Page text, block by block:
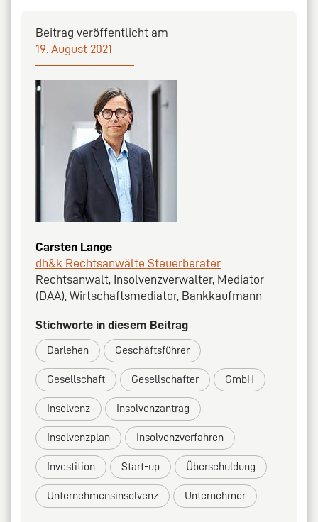
Beitrag veröffentlicht am
19. August 2021
Carsten Lange
dh&k Rechtsanwälte Steuerberater
Rechtsanwalt, Insolvenzverwalter, Mediator
(DAA), Wirtschaftsmediator, Bankkaufmann
Stichworte in diesem Beitrag
Darlehen Geschäftsführer
Gesellschaft Gesellschafter GmbH
Insolvenz Insolvenzantrag
Insolvenzplan Insolvenzverfahren
Investition Start-up Überschuldung
Unternehmensinsolvenz Unternehmer